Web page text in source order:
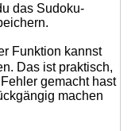
das Sudoku-
Funktion kannst
Das ist praktisch,
gemacht hast
machen